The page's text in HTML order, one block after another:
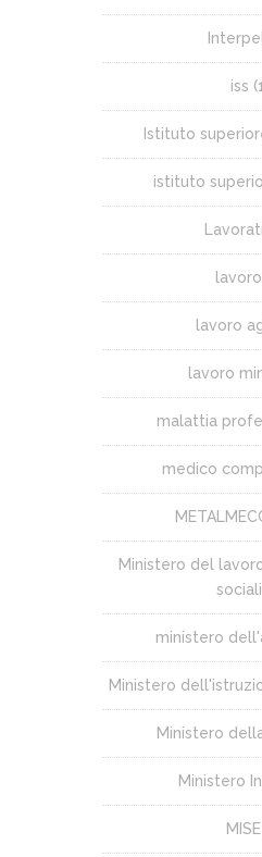
iss
Istituto
istituto
lavoro
lavoro
lavoro
malattia
medico
Ministero del
sociali
ministero
Ministero
Ministero
Ministero
MISE